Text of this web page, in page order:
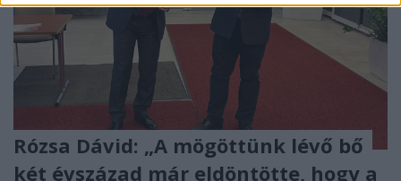
Rózsa Dávid: „A mögöttünk lévő bő
két évszázad már eldöntötte, hogy a